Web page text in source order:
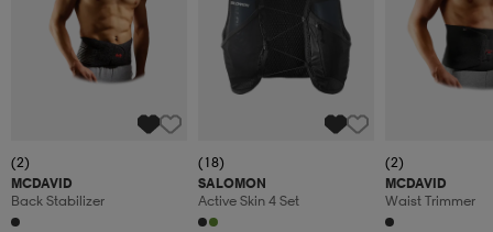
(2)
MCDAVID
Back Stabilizer
(18)
SALOMON
Active Skin 4 Set
(2)
MCDAVID
Waist Trimmer